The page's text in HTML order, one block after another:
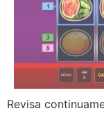
Revisa